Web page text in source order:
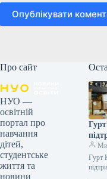
Опублікувати
Про сайт
НУО —
освітній
портал про
навчання
дітей,
студентське
життя та
новини
Гурт